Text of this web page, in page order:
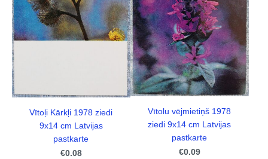
Vītoļi Kārkļi 1978 ziedi
9x14 cm Latvijas
pastkarte
€0.08
Vītolu vējmietiņš 1978
ziedi 9x14 cm Latvijas
pastkarte
€0.09